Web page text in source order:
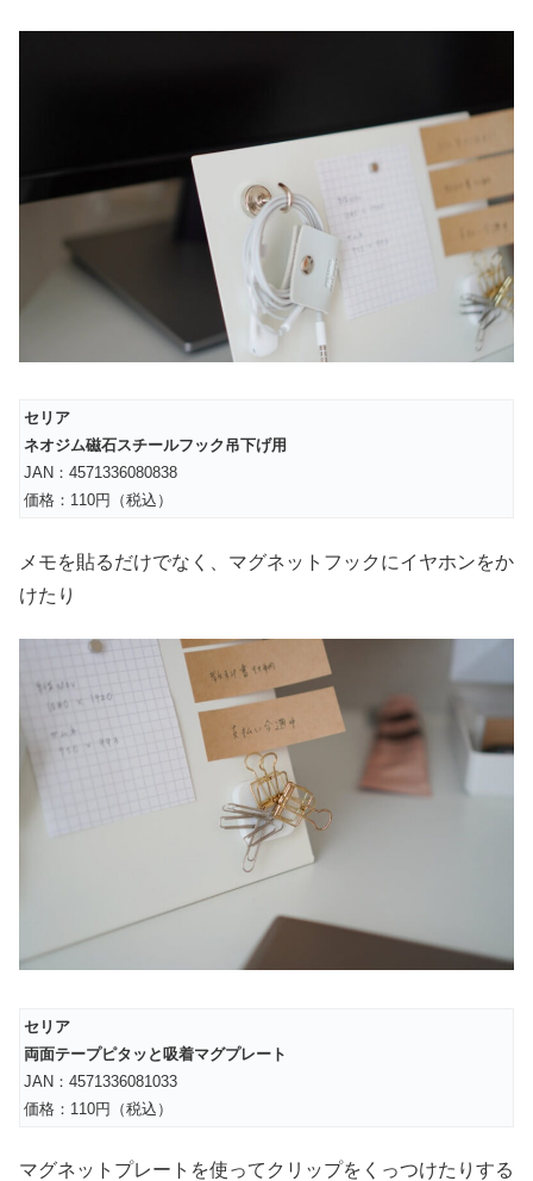
セリア
ネオジム磁石スチールフック吊下げ用
JAN：4571336080838
価格：110円（税込）
メモを貼るだけでなく、マグネットフックにイヤホンをか
けたり
セリア
両面テープピタッと吸着マグプレート
JAN：4571336081033
価格：110円（税込）
マグネットプレートを使ってクリップをくっつけたりする